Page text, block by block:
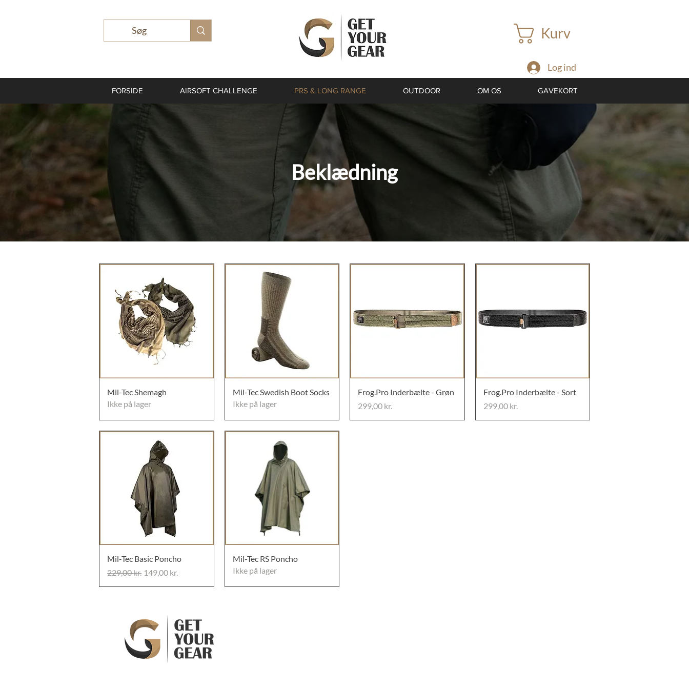
Kurv
Log ind
FORSIDE AIRSOFT CHALLENGE PRS & LONG RANGE OUTDOOR OM OS GAVEKORT
Beklædning
Mil-Tec Shemagh
Ikke på lager
Mil-Tec Swedish Boot Socks
Ikke på lager
Frog.Pro Inderbælte - Grøn
Pris
299,00 kr.
Frog.Pro Inderbælte - Sort
Pris
299,00 kr.
Mil-Tec Basic Poncho
Regulær pris
229,00 kr. Salgspris
149,00 kr.
Mil-Tec RS Poncho
Ikke på lager